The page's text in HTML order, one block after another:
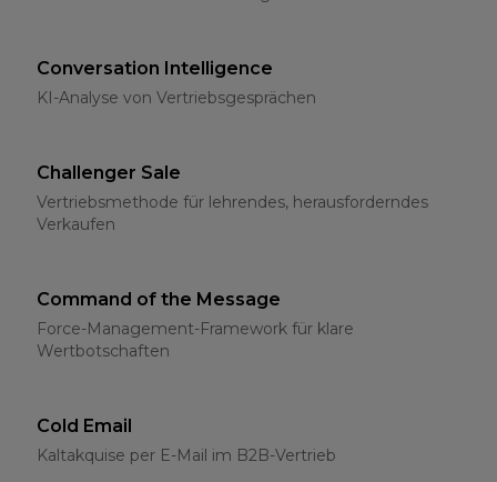
Conversation Intelligence
KI-Analyse von Vertriebsgesprächen
Challenger Sale
Vertriebsmethode für lehrendes, herausforderndes
Verkaufen
Command of the Message
Force-Management-Framework für klare
Wertbotschaften
Cold Email
Kaltakquise per E-Mail im B2B-Vertrieb